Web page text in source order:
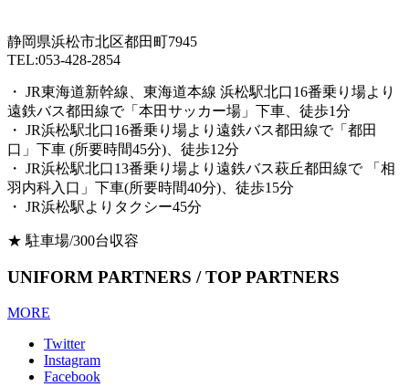
静岡県浜松市北区都田町7945
TEL:053-428-2854
・ JR東海道新幹線、東海道本線 浜松駅北口16番乗り場より
遠鉄バス都田線で「本田サッカー場」下車、徒歩1分
・ JR浜松駅北口16番乗り場より遠鉄バス都田線で「都田
口」下車 (所要時間45分)、徒歩12分
・ JR浜松駅北口13番乗り場より遠鉄バス萩丘都田線で 「相
羽内科入口」下車(所要時間40分)、徒歩15分
・ JR浜松駅よりタクシー45分
★ 駐車場/300台収容
UNIFORM PARTNERS / TOP PARTNERS
MORE
Twitter
Instagram
Facebook